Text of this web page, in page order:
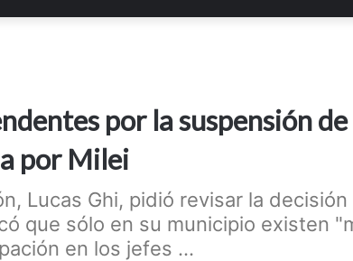
por la suspensión
por Milei
Lucas Ghi, pidió revisar la
que sólo en su municipio existen
en los jefes ...